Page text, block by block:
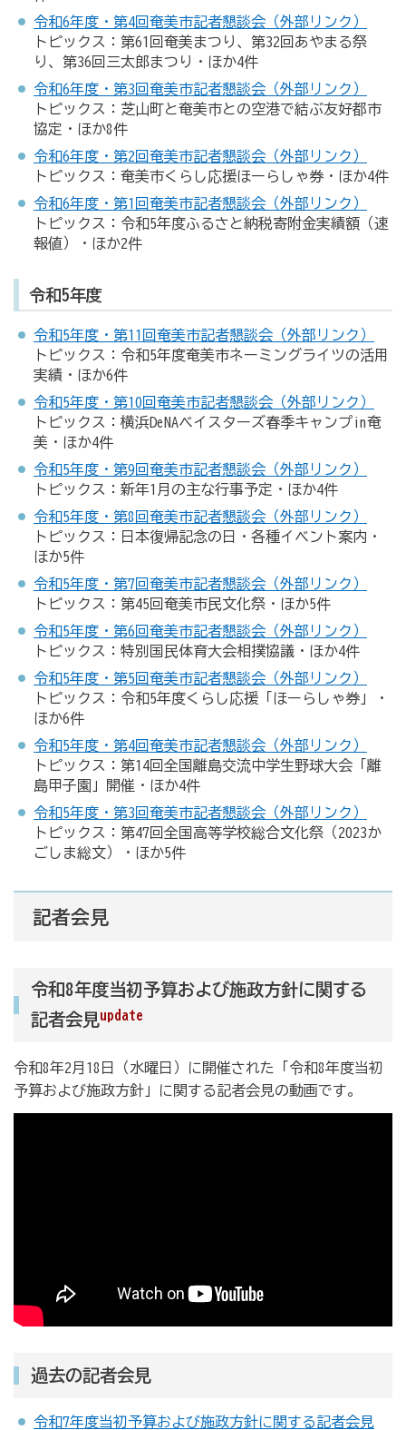
令和6年度・第4回奄美市記者懇談会（外部リンク）
トピックス：第61回奄美まつり、第32回あやまる祭
り、第36回三太郎まつり・ほか4件
令和6年度・第3回奄美市記者懇談会（外部リンク）
トピックス：芝山町と奄美市との空港で結ぶ友好都市
協定・ほか8件
令和6年度・第2回奄美市記者懇談会（外部リンク）
トピックス：奄美市くらし応援ほーらしゃ券・ほか4件
令和6年度・第1回奄美市記者懇談会（外部リンク）
トピックス：令和5年度ふるさと納税寄附金実績額（速
報値）・ほか2件
令和5年度
令和5年度・第11回奄美市記者懇談会（外部リンク）
トピックス：令和5年度奄美市ネーミングライツの活用
実績・ほか6件
令和5年度・第10回奄美市記者懇談会（外部リンク）
トピックス：横浜DeNAベイスターズ春季キャンプin奄
美・ほか4件
令和5年度・第9回奄美市記者懇談会（外部リンク）
トピックス：新年1月の主な行事予定・ほか4件
令和5年度・第8回奄美市記者懇談会（外部リンク）
トピックス：日本復帰記念の日・各種イベント案内・
ほか5件
令和5年度・第7回奄美市記者懇談会（外部リンク）
トピックス：第45回奄美市民文化祭・ほか5件
令和5年度・第6回奄美市記者懇談会（外部リンク）
トピックス：特別国民体育大会相撲協議・ほか4件
令和5年度・第5回奄美市記者懇談会（外部リンク）
トピックス：令和5年度くらし応援「ほーらしゃ券」・
ほか6件
令和5年度・第4回奄美市記者懇談会（外部リンク）
トピックス：第14回全国離島交流中学生野球大会「離
島甲子園」開催・ほか4件
令和5年度・第3回奄美市記者懇談会（外部リンク）
トピックス：第47回全国高等学校総合文化祭（2023か
ごしま総文）・ほか5件
記者会見
令和8年度当初予算および施政方針に関する
記者会見update
令和8年2月18日（水曜日）に開催された「令和8年度当初
予算および施政方針」に関する記者会見の動画です。
過去の記者会見
令和7年度当初予算および施政方針に関する記者会見